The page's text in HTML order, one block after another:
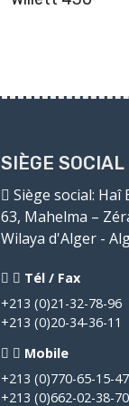
SIÈGE SOCIAL
Siège social: Haî
63, Mahelma –
Wilaya d'Alger -
Tél / Fax
+213 (0)21-32-78-96
+213 (0)20-34-36-11
Mobile
+213 (0)770-65-15-
+213 (0)662-02-38-70